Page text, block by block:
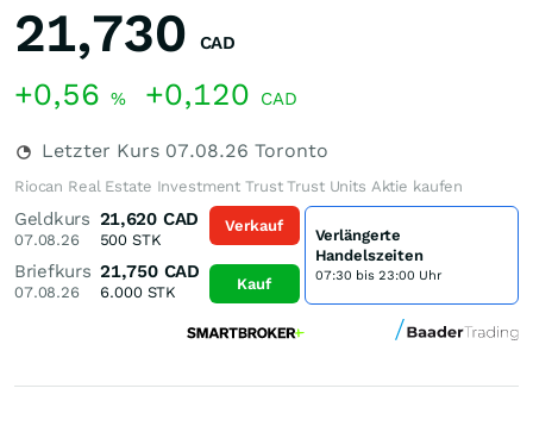
21,730 CAD
+0,56 % +0,120 CAD
Letzter Kurs 07.08.26 Toronto
Riocan Real Estate Investment Trust Trust Units Aktie kaufen
Geldkurs
07.08.26
21,620 CAD
500 STK
Briefkurs
07.08.26
21,750 CAD
6.000STK
Verkauf
Kauf
Verlängerte
Handelszeiten
07:30 bis 23:00 Uhr